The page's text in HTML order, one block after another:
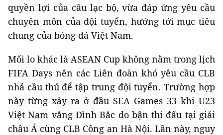
quyền lợi của câu lạc bộ, vừa đáp ứng yêu cầu
chuyên môn của đội tuyển, hướng tới mục tiêu
chung của bóng đá Việt Nam.
Mối lo khác là ASEAN Cup không nằm trong lịch
FIFA Days nên các Liên đoàn khó yêu cầu CLB
nhả cầu thủ để tập trung đội tuyển. Trường hợp
này từng xảy ra ở đầu SEA Games 33 khi U23
Việt Nam vắng Đình Bắc do bận thi đấu tại giải
châu Á cùng CLB Công an Hà Nội. Lần này, nguy